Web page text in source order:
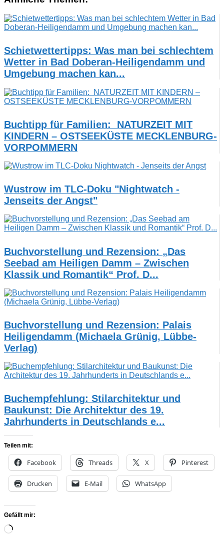
Schietwettertipps: Was man bei schlechtem
Wetter in Bad Doberan-Heiligendamm und
Umgebung machen kan...
Buchtipp für Familien: NATURZEIT MIT
KINDERN – OSTSEEKÜSTE MECKLENBURG-
VORPOMMERN
Wustrow im TLC-Doku "Nightwatch -
Jenseits der Angst"
Buchvorstellung und Rezension: „Das
Seebad am Heiligen Damm – Zwischen
Klassik und Romantik“ Prof. D...
Buchvorstellung und Rezension: Palais
Heiligendamm (Michaela Grünig, Lübbe-
Verlag)
Buchempfehlung: Stilarchitektur und
Baukunst: Die Architektur des 19.
Jahrhunderts in Deutschlands e...
Teilen mit:
Facebook Threads X Pinterest
Drucken E-Mail WhatsApp
Gefällt mir:
Wird